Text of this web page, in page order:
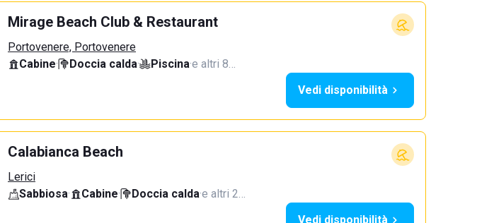
Mirage Beach Club & Restaurant
Portovenere, Portovenere
Cabine· Doccia calda· Piscina·e altri 8…
Vedi disponibilità
Calabianca Beach
Lerici
Sabbiosa· Cabine· Doccia calda·e altri 2…
Vedi disponibilità